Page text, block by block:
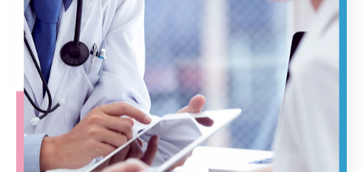
内科の実績を数値で読み解く信頼できる
医療機関選びのヒント
2026/08/01
2 3 4 5 ...